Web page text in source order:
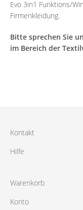
Evo 3in1 Funktions/
Firmenkleidung.
Bitte sprechen Sie
im Bereich der
Kontakt
Hilfe
Warenkorb
Konto